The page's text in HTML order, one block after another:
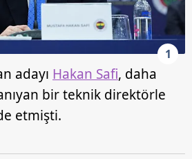
1
adayı Hakan Safi, daha
bir teknik direktörle
etmişti.